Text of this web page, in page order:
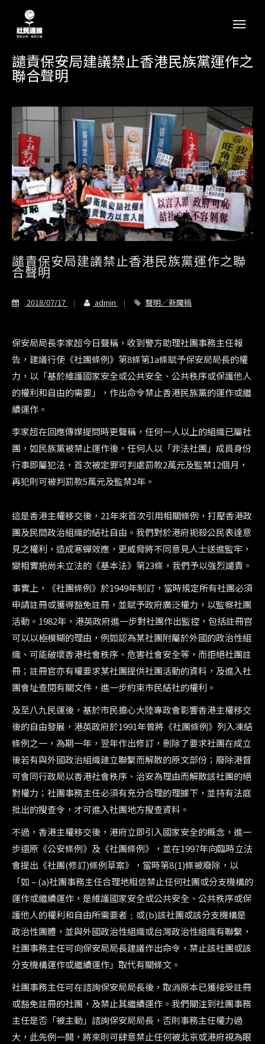
譴責保安局建議禁止香港民族黨運作之
聯合聲明
譴責保安局建議禁止香港民族黨運作之聯
合聲明
2018/07/17 admin 聲明／新聞稿
保安局局長李家超今日聲稱，收到警方助理社團事務主任報
告，建議行使《社團條例》第8條第1a條賦予保安局局長的權
力，以「基於維護國家安全或公共安全、公共秩序或保護他人
的權利和自由的需要」，作出命令禁止香港民族黨的運作或繼
續運作。
李家超在回應傳媒提問時更聲稱，任何一人以上的組織已屬社
團，如民族黨被禁止運作後，任何人以「非法社團」成員身份
行事即屬犯法，首次被定罪可判處罰款2萬元及監禁12個月，
再犯則可被判罰款5萬元及監禁2年。
這是香港主權移交後，21年來首次引用相關條例，打壓香港政
團及民間政治組織的結社自由。我們對於港府扼殺公民表達意
見之權利，造成寒蟬效應，更威脅將不同意見人士送進監牢，
變相實施尚未立法的《基本法》第23條，我們予以強烈譴責。
事實上，《社團條例》於1949年制訂，當時規定所有社團必須
申請註冊或獲得豁免註冊，並賦予政府廣泛權力，以監察社團
活動。1982年，港英政府進一步對社團作出監控，包括註冊官
可以以極模糊的理由，例如認為某社團附屬於外國的政治性組
織、可能破壞香港社會秩序、危害社會安全等，而拒絕社團註
冊；註冊官亦有權要求某社團提供社團活動的資料，及進入社
團會址查閱有關文件，進一步約束市民結社的權利。
及至八九民運後，基於市民擔心大陸專政會影響香港主權移交
後的自由發展，港英政府於1991年曾將《社團條例》列入凍結
條例之一，為期一年，翌年作出修訂，刪除了要求社團在成立
後若有與外國政治組織建立聯繫而解散的原文部份；廢除港督
可會同行政局以香港社會秩序、治安為理由而解散該社團的絕
對權力；社團事務主任必須有充分合理的理據下，並持有法庭
批出的搜查令，才可進入社團地方搜查資料。
不過，香港主權移交後，港府立即引入國家安全的概念，進一
步還原《公安條例》及《社團條例》，並在1997年向臨時立法
會提出《社團(修訂)條例草案》，當時第8(1)條被廢除，以
「如 – (a)社團事務主任合理地相信禁止任何社團或分支機構的
運作或繼續運作，是維護國家安全或公共安全、公共秩序或保
護他人的權利和自由所需要者﹔或(b)該社團或該分支機構是
政治性團體，並與外國政治性組織或台灣政治性組織有聯繫，
社團事務主任可向保安局局長建議作出命令，禁止該社團或該
分支機構運作或繼續運作」取代有關條文。
社團事務主任可在諮詢保安局局長後，取消原本已獲接受註冊
或豁免註冊的社團，及禁止其繼續運作。我們關注到社團事務
主任是否「被主動」諮詢保安局局長，否則事務主任權力過
大，此先例一開，將來則可肆意禁止任何被北京或港府視為眼